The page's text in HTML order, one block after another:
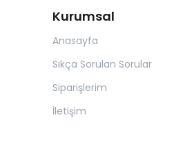
Kurumsal
Anasayfa
Sıkça Sorulan Sorular
Siparişlerim
İletişim